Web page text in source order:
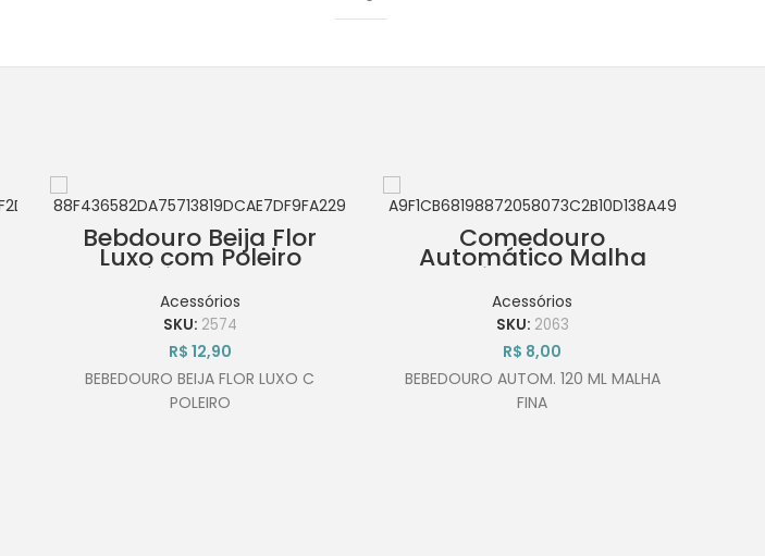
Bebdouro Beija Flor
Luxo com Poleiro
Várias Cores
Acessórios
SKU: 2574
R$ 12,90
BEBEDOURO BEIJA FLOR LUXO C
POLEIRO
Comedouro
Automático Malha
Fina 120ml
Acessórios
SKU: 2063
R$ 8,00
BEBEDOURO AUTOM. 120 ML MALHA
FINA